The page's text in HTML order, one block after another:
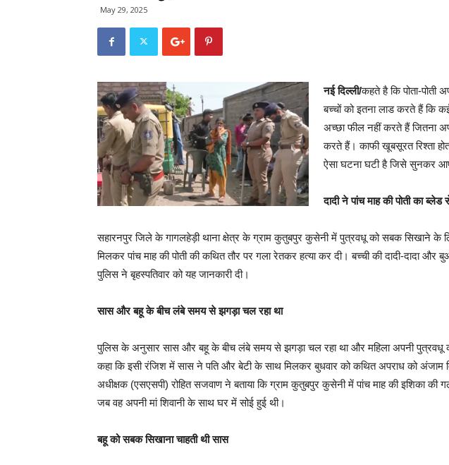
May 29, 2025
नई दिल्ली/कहते है कि पोता-पोती
बच्चों को इतना लाड करते हैं कि
अच्छा फील नहीं करते हैं जितना
करते हैं। काफी खूबसूरत रिश्ता
ऐसा घटना घटी है जिसे सुनकर
दादी ने पांच माह की पोती का
सहारनपुर जिले के गागलहेड़ी थाना क्षेत्र के ग्राम कुतुबपुर कुसेनी में पुत्रवधू को सबक सिखाने के
मिलकर पांच माह की पोती की कथित तौर पर गला रेतकर हत्या कर दी। बच्ची की दादी-दादा और
पुलिस ने बृहस्पतिवार को यह जानकारी दी।
सास और बहू के बीच लंबे समय से झगड़ा चल रहा था
पुलिस के अनुसार सास और बहू के बीच लंबे समय से झगड़ा चल रहा था और महिला अपनी पुत्रवधू
कहा कि इसी रंजिश में सास ने पति और बेटी के साथ मिलकर बुधवार को कथित अपराध को अंजाम
अधीक्षक (एसएसपी) रोहित सजवाण ने बताया कि ग्राम कुतुबपुर कुसेनी में पांच माह की इशिका
जब वह अपनी मां शिवानी के साथ घर में सोई हुई थी।
बहू को सबक सिखाना चाहती थी सास